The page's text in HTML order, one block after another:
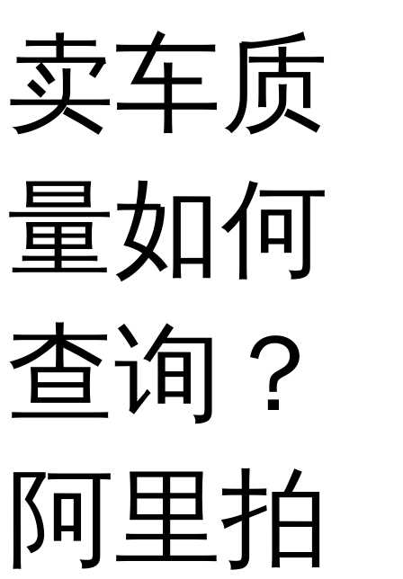
卖车质
量如何
查询？
阿里拍